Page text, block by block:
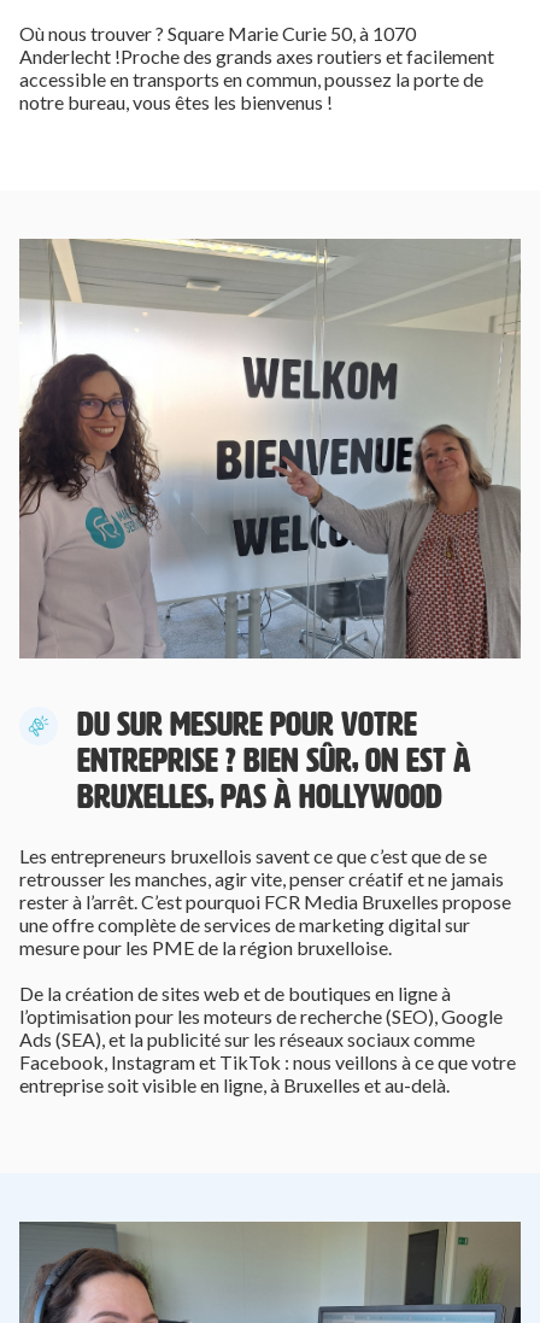
Où nous trouver ? Square Marie Curie 50, à 1070
Anderlecht !Proche des grands axes routiers et facilement
accessible en transports en commun, poussez la porte de
notre bureau, vous êtes les bienvenus !
DU SUR MESURE POUR VOTRE
ENTREPRISE ? BIEN SÛR, ON EST À
BRUXELLES, PAS À HOLLYWOOD
Les entrepreneurs bruxellois savent ce que c’est que de se
retrousser les manches, agir vite, penser créatif et ne jamais
rester à l’arrêt. C’est pourquoi FCR Media Bruxelles propose
une offre complète de services de marketing digital sur
mesure pour les PME de la région bruxelloise.
De la création de sites web et de boutiques en ligne à
l’optimisation pour les moteurs de recherche (SEO), Google
Ads (SEA), et la publicité sur les réseaux sociaux comme
Facebook, Instagram et TikTok : nous veillons à ce que votre
entreprise soit visible en ligne, à Bruxelles et au-delà.